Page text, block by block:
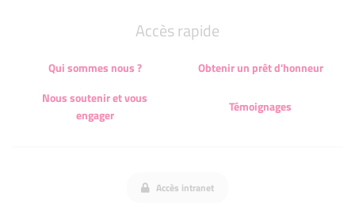
Accès rapide
Qui sommes nous ?
Obtenir un prêt d'honneur
Nous soutenir et vous
engager
Témoignages
Accès intranet